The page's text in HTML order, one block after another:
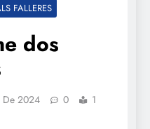
FALLERES
dos
De 2024 0
1